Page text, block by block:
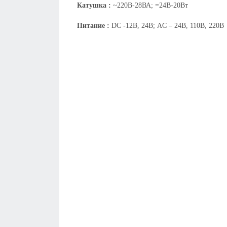
Катушка : ~220В-28ВА; =24В-20Вт
Питание : DC -12В, 24В; AC – 24В, 110В, 220В